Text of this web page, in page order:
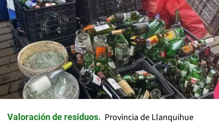
Valoración de residuos
Provincia de Llanquihue